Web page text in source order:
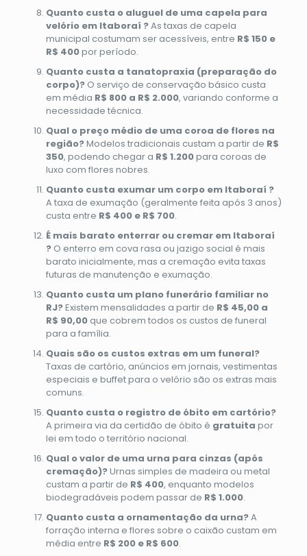
Quanto custa o aluguel de uma capela para
velório em Itaboraí ?As taxas de capela
municipal costumam ser acessíveis, entre R$ 150 e
R$ 400por período.
Quanto custa a tanatopraxia (preparação do
corpo)?O serviço de conservação básico custa
em média R$ 800 a R$ 2.000, variando conforme a
necessidade técnica.
Qual o preço médio de uma coroa de flores na
região?Modelos tradicionais custam a partir de R$
350, podendo chegar a R$ 1.200para coroas de
luxo com flores nobres.
Quanto custa exumar um corpo em Itaboraí ?
A taxa de exumação (geralmente feita após 3 anos)
custa entre R$ 400 e R$ 700.
É mais barato enterrar ou cremar em Itaboraí
?O enterro em cova rasa ou jazigo social é mais
barato inicialmente, mas a cremação evita taxas
futuras de manutenção e exumação.
Quanto custa um plano funerário familiar no
RJ?Existem mensalidades a partir de R$ 45,00 a
R$ 90,00que cobrem todos os custos de funeral
para a família.
Quais são os custos extras em um funeral?
Taxas de cartório, anúncios em jornais, vestimentas
especiais e buffet para o velório são os extras mais
comuns.
Quanto custa o registro de óbito em cartório?
A primeira via da certidão de óbito é gratuita por
lei em todo o território nacional.
Qual o valor de uma urna para cinzas (após
cremação)?Urnas simples de madeira ou metal
custam a partir de R$ 400, enquanto modelos
biodegradáveis podem passar de R$ 1.000.
Quanto custa a ornamentação da urna?A
forração interna e flores sobre o caixão custam em
média entre R$ 200 e R$ 600.